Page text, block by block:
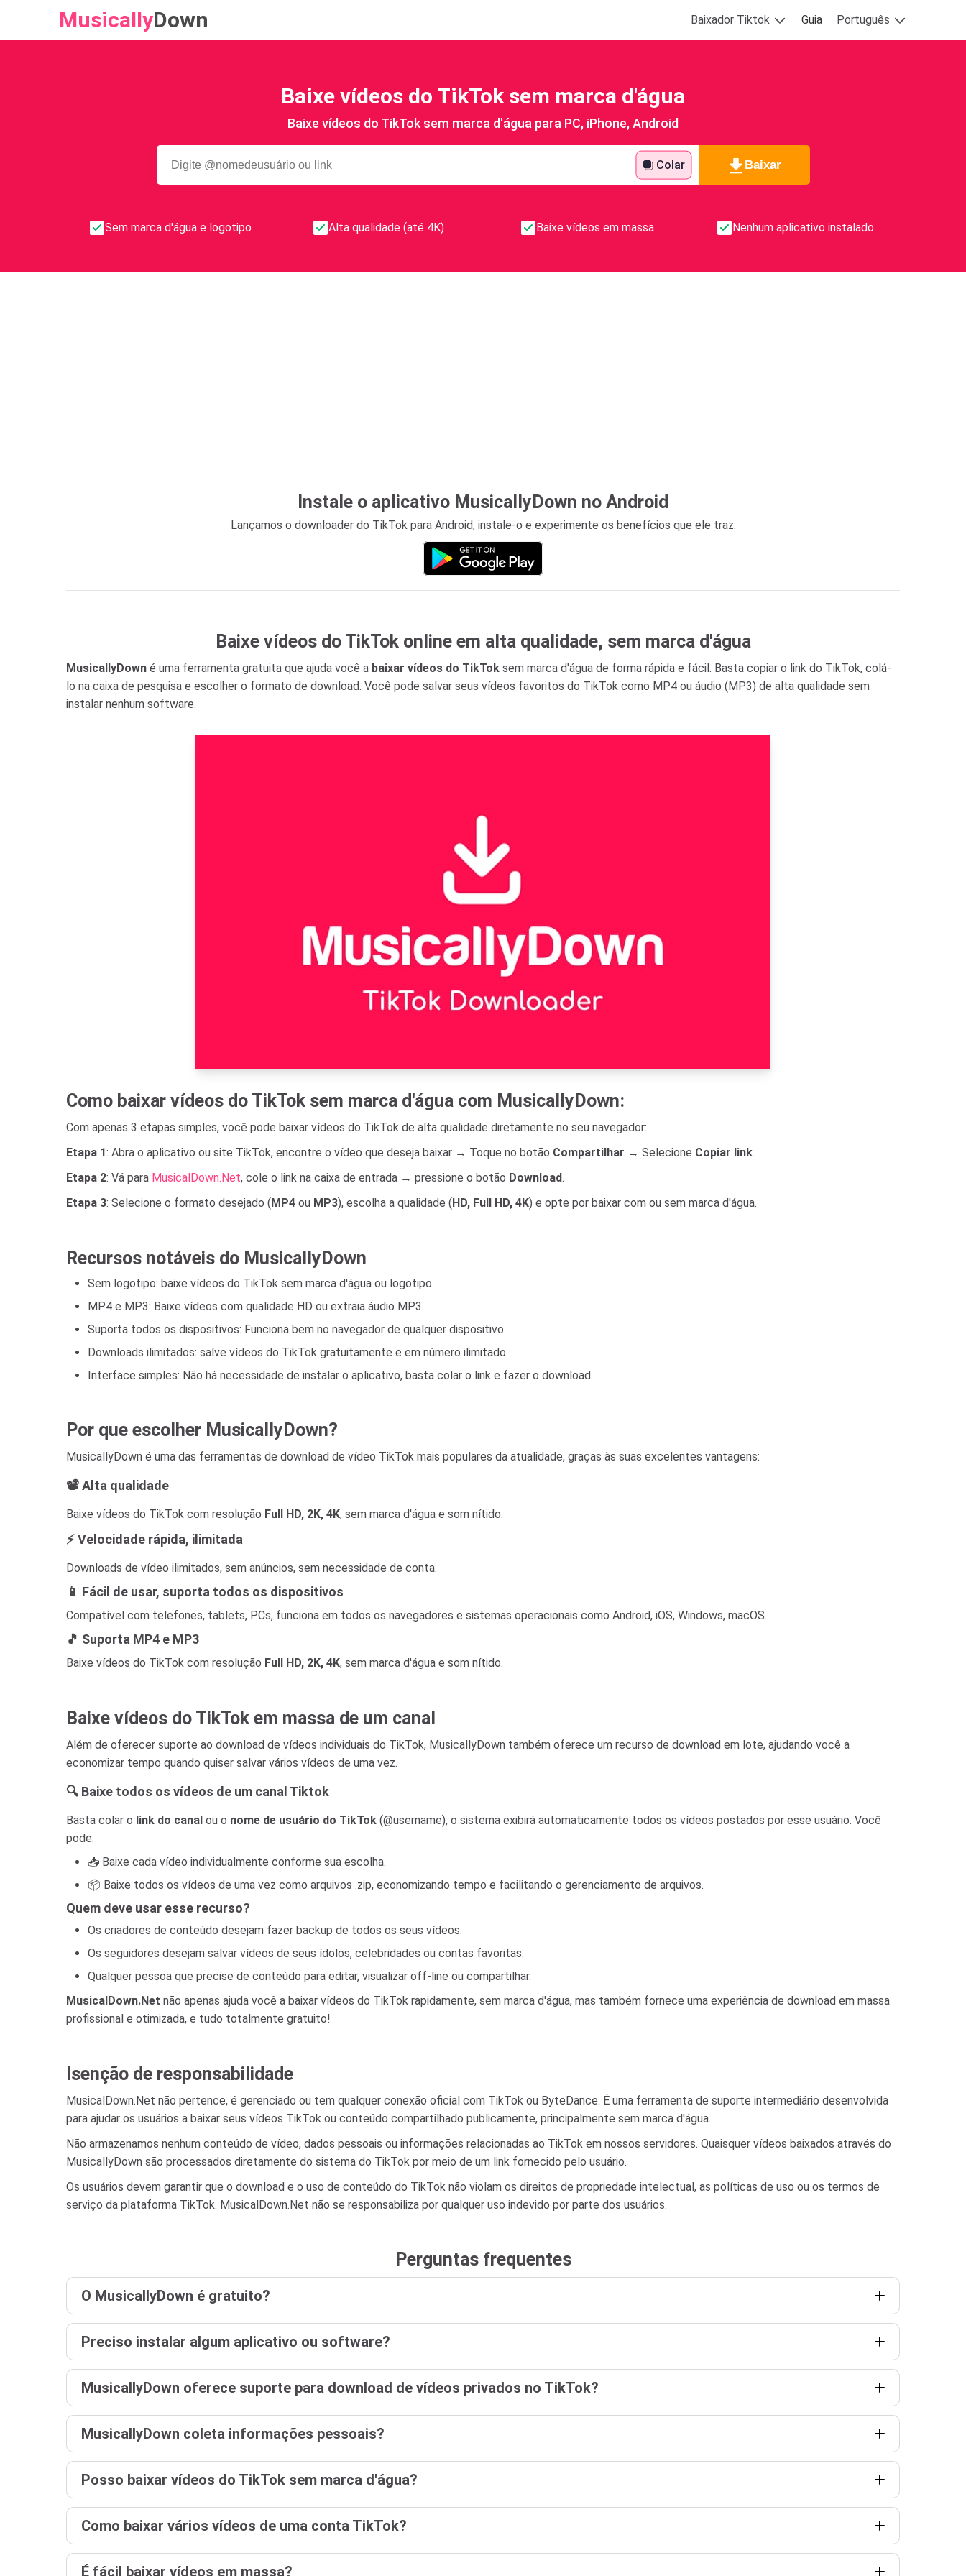
MusicallyDown Baixador Tiktok Guia Português
Baixe vídeos do TikTok sem marca d'água
Baixe vídeos do TikTok sem marca d'água para PC, iPhone, Android
Colar Baixar
Sem marca d'água e logotipo Alta qualidade (até 4K) Baixe vídeos em massa Nenhum aplicativo instalado
Instale o aplicativo MusicallyDown no Android
Lançamos o downloader do TikTok para Android, instale-o e experimente os benefícios que ele traz.
Baixe vídeos do TikTok online em alta qualidade, sem marca d'água
MusicallyDown é uma ferramenta gratuita que ajuda você a baixar vídeos do TikTok sem marca d'água de forma rápida e fácil. Basta copiar o link do TikTok, colá-
lo na caixa de pesquisa e escolher o formato de download. Você pode salvar seus vídeos favoritos do TikTok como MP4 ou áudio (MP3) de alta qualidade sem
instalar nenhum software.
Como baixar vídeos do TikTok sem marca d'água com MusicallyDown:
Com apenas 3 etapas simples, você pode baixar vídeos do TikTok de alta qualidade diretamente no seu navegador:
Etapa 1: Abra o aplicativo ou site TikTok, encontre o vídeo que deseja baixar → Toque no botão Compartilhar → Selecione Copiar link.
Etapa 2: Vá para MusicalDown.Net, cole o link na caixa de entrada → pressione o botão Download.
Etapa 3: Selecione o formato desejado (MP4 ou MP3), escolha a qualidade (HD, Full HD, 4K) e opte por baixar com ou sem marca d'água.
Recursos notáveis ​​​​do MusicallyDown
Sem logotipo: baixe vídeos do TikTok sem marca d'água ou logotipo.
MP4 e MP3: Baixe vídeos com qualidade HD ou extraia áudio MP3.
Suporta todos os dispositivos: Funciona bem no navegador de qualquer dispositivo.
Downloads ilimitados: salve vídeos do TikTok gratuitamente e em número ilimitado.
Interface simples: Não há necessidade de instalar o aplicativo, basta colar o link e fazer o download.
Por que escolher MusicallyDown?
MusicallyDown é uma das ferramentas de download de vídeo TikTok mais populares da atualidade, graças às suas excelentes vantagens:
📽️ Alta qualidade
Baixe vídeos do TikTok com resolução Full HD, 2K, 4K, sem marca d'água e som nítido.
⚡ Velocidade rápida, ilimitada
Downloads de vídeo ilimitados, sem anúncios, sem necessidade de conta.
📱 Fácil de usar, suporta todos os dispositivos
Compatível com telefones, tablets, PCs, funciona em todos os navegadores e sistemas operacionais como Android, iOS, Windows, macOS.
🎵 Suporta MP4 e MP3
Baixe vídeos do TikTok com resolução Full HD, 2K, 4K, sem marca d'água e som nítido.
Baixe vídeos do TikTok em massa de um canal
Além de oferecer suporte ao download de vídeos individuais do TikTok, MusicallyDown também oferece um recurso de download em lote, ajudando você a
economizar tempo quando quiser salvar vários vídeos de uma vez.
🔍 Baixe todos os vídeos de um canal Tiktok
Basta colar o link do canal ou o nome de usuário do TikTok (@username), o sistema exibirá automaticamente todos os vídeos postados por esse usuário. Você
pode:
📥 Baixe cada vídeo individualmente conforme sua escolha.
📦 Baixe todos os vídeos de uma vez como arquivos .zip, economizando tempo e facilitando o gerenciamento de arquivos.
Quem deve usar esse recurso?
Os criadores de conteúdo desejam fazer backup de todos os seus vídeos.
Os seguidores desejam salvar vídeos de seus ídolos, celebridades ou contas favoritas.
Qualquer pessoa que precise de conteúdo para editar, visualizar off-line ou compartilhar.
MusicalDown.Net não apenas ajuda você a baixar vídeos do TikTok rapidamente, sem marca d'água, mas também fornece uma experiência de download em massa
profissional e otimizada, e tudo totalmente gratuito!
Isenção de responsabilidade
MusicalDown.Net não pertence, é gerenciado ou tem qualquer conexão oficial com TikTok ou ByteDance. É uma ferramenta de suporte intermediário desenvolvida
para ajudar os usuários a baixar seus vídeos TikTok ou conteúdo compartilhado publicamente, principalmente sem marca d'água.
Não armazenamos nenhum conteúdo de vídeo, dados pessoais ou informações relacionadas ao TikTok em nossos servidores. Quaisquer vídeos baixados através do
MusicallyDown são processados ​​diretamente do sistema do TikTok por meio de um link fornecido pelo usuário.
Os usuários devem garantir que o download e o uso de conteúdo do TikTok não violam os direitos de propriedade intelectual, as políticas de uso ou os termos de
serviço da plataforma TikTok. MusicalDown.Net não se responsabiliza por qualquer uso indevido por parte dos usuários.
Perguntas frequentes
O MusicallyDown é gratuito?
Preciso instalar algum aplicativo ou software?
MusicallyDown oferece suporte para download de vídeos privados no TikTok?
MusicallyDown coleta informações pessoais?
Posso baixar vídeos do TikTok sem marca d'água?
Como baixar vários vídeos de uma conta TikTok?
É fácil baixar vídeos em massa?